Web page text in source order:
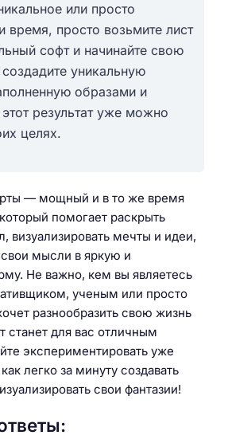
или просто
время, просто возьмите лист
софт и начинайте свою
уникальную
образами и
результат уже можно
целях.
— мощный и в то же время
помогает раскрыть
визуализировать мечты и идеи,
свои мысли в яркую и
Не важно, кем вы являетесь
ученым или просто
разнообразить свою жизнь
станет для вас отличным
экспериментировать уже
легко за минуту создавать
свои фантазии!